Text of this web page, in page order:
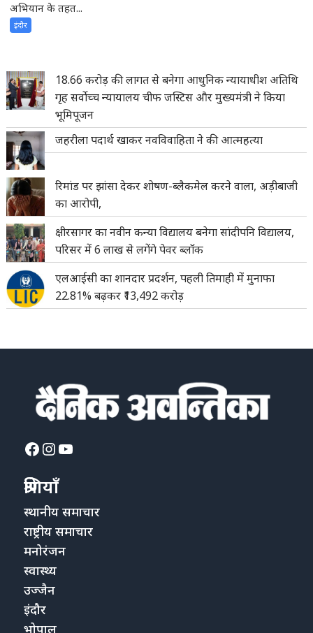
अभियान के तहत...
इंदौर
18.66 करोड़ की लागत से बनेगा आधुनिक न्यायाधीश अतिथि
गृह सर्वोच्च न्यायालय चीफ जस्टिस और मुख्यमंत्री ने किया
भूमिपूजन
जहरीला पदार्थ खाकर नवविवाहिता ने की आत्महत्या
रिमांड पर झांसा देकर शोषण-ब्लैकमेल करने वाला, अड़ीबाजी
का आरोपी,
क्षीरसागर का नवीन कन्या विद्यालय बनेगा सांदीपनि विद्यालय,
परिसर में 6 लाख से लगेंगे पेवर ब्लॉक
एलआईसी का शानदार प्रदर्शन, पहली तिमाही में मुनाफा
22.81% बढ़कर ₹13,492 करोड़
Facebook
Instagram
YouTube
श्रेणियाँ
स्थानीय समाचार
राष्ट्रीय समाचार
मनोरंजन
स्वास्थ्य
उज्जैन
इंदौर
भोपाल